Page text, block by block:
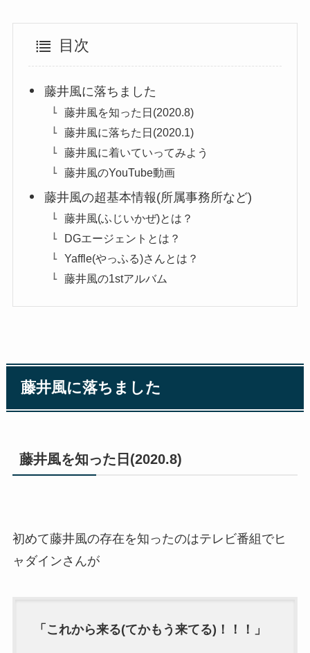
目次
藤井風に落ちました
藤井風を知った日(2020.8)
藤井風に落ちた日(2020.1)
藤井風に着いていってみよう
藤井風のYouTube動画
藤井風の超基本情報(所属事務所など)
藤井風(ふじいかぜ)とは？
DGエージェントとは？
Yaffle(やっふる)さんとは？
藤井風の1stアルバム
藤井風に落ちました
藤井風を知った日(2020.8)
初めて藤井風の存在を知ったのはテレビ番組でヒ
ャダインさんが
「これから来る(てかもう来てる)！！！」